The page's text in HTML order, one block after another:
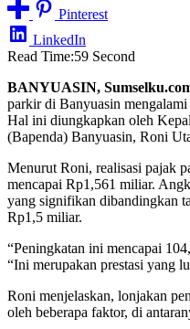
Pinterest
LinkedIn
Read Time:59 Second
BANYUASIN,
parkir di Banyuasin
Hal ini diungkapkan oleh
(Bapenda) Banyuasin, Roni
Menurut Roni, realisasi pajak
mencapai Rp1,561 miliar.
yang signifikan dibandingkan
Rp1,5 miliar.
“Peningkatan ini mencapai
“Ini merupakan prestasi yang
Roni menjelaskan, lonjakan
oleh beberapa faktor, di